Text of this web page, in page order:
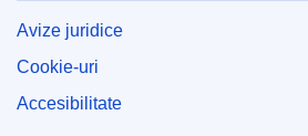
Avize juridice
Cookie-uri
Accesibilitate